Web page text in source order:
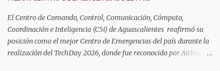
no hay ningún desarrollo autorizado con ese nombre y tengo
entendido que está en Jalisco", dijo. En este sen...
El Centro de Comando, Control, Comunicación, Cómputo,
Coordinación e Inteligencia (C5i) de Aguascalientes reafirmó su
posición como el mejor Centro de Emergencias del país durante la
realización del TechDay 2026, donde fue reconocido por Airbus